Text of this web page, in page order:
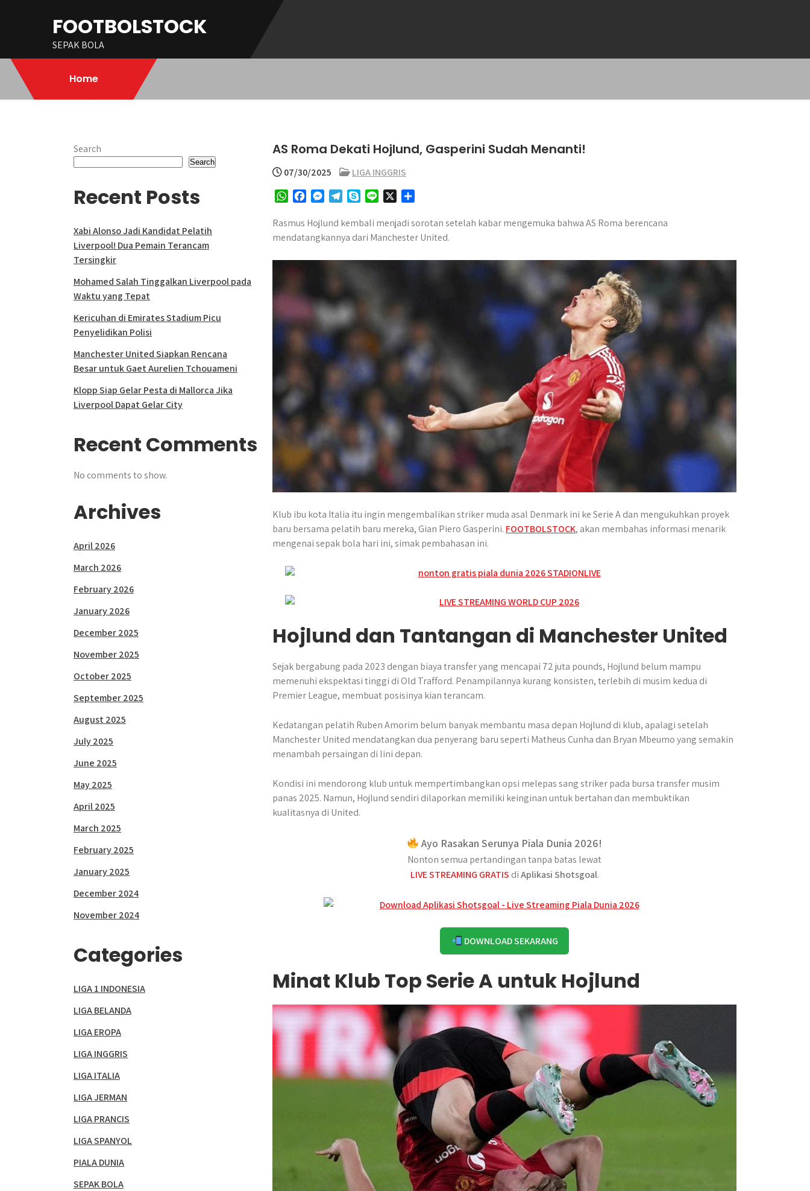
FOOTBOLSTOCK
SEPAK BOLA
Home
AS Roma Dekati Hojlund, Gasperini Sudah Menanti!
07/30/2025
LIGA INGGRIS
W
a
t
A
p
c
e
o
s
s
n
r
l
e
r
y
p
n
e
a
r
Rasmus Hojlund kembali menjadi sorotan setelah kabar mengemuka bahwa AS Roma berencana
mendatangkannya dari Manchester United.​
Klub ibu kota Italia itu ingin mengembalikan striker muda asal Denmark ini ke Serie A dan mengukuhkan proyek
baru bersama pelatih baru mereka, Gian Piero Gasperini. FOOTBOLSTOCK, akan membahas informasi menarik
mengenai sepak bola hari ini, simak pembahasan ini.
Hojlund dan Tantangan di Manchester United
Sejak bergabung pada 2023 dengan biaya transfer yang mencapai 72 juta pounds, Hojlund belum mampu
memenuhi ekspektasi tinggi di Old Trafford. Penampilannya kurang konsisten, terlebih di musim kedua di
Premier League, membuat posisinya kian terancam.
Kedatangan pelatih Ruben Amorim belum banyak membantu masa depan Hojlund di klub, apalagi setelah
Manchester United mendatangkan dua penyerang baru seperti Matheus Cunha dan Bryan Mbeumo yang semakin
menambah persaingan di lini depan.
Kondisi ini mendorong klub untuk mempertimbangkan opsi melepas sang striker pada bursa transfer musim
panas 2025. Namun, Hojlund sendiri dilaporkan memiliki keinginan untuk bertahan dan membuktikan
kualitasnya di United.
Ayo Rasakan Serunya Piala Dunia 2026!
Nonton semua pertandingan tanpa batas lewat
LIVE STREAMING GRATIS diAplikasi Shotsgoal.
DOWNLOAD SEKARANG
Minat Klub Top Serie A untuk Hojlund
Search
Search
Recent Posts
Xabi Alonso Jadi Kandidat Pelatih
Liverpool! Dua Pemain Terancam
Tersingkir
Mohamed Salah Tinggalkan Liverpool pada
Waktu yang Tepat
Kericuhan di Emirates Stadium Picu
Penyelidikan Polisi
Manchester United Siapkan Rencana
Besar untuk Gaet Aurelien Tchouameni
Klopp Siap Gelar Pesta di Mallorca Jika
Liverpool Dapat Gelar City
Recent Comments
No comments to show.
Archives
April 2026
March 2026
February 2026
January 2026
December 2025
November 2025
October 2025
September 2025
August 2025
July 2025
June 2025
May 2025
April 2025
March 2025
February 2025
January 2025
December 2024
November 2024
Categories
LIGA 1 INDONESIA
LIGA BELANDA
LIGA EROPA
LIGA INGGRIS
LIGA ITALIA
LIGA JERMAN
LIGA PRANCIS
LIGA SPANYOL
PIALA DUNIA
SEPAK BOLA